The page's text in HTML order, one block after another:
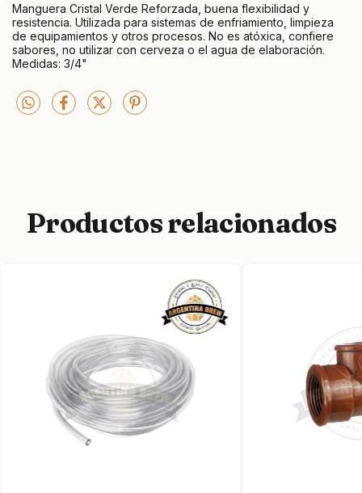
Manguera Cristal Verde Reforzada, buena flexibilidad y
resistencia. Utilizada para sistemas de enfriamiento, limpieza
de equipamientos y otros procesos. No es atóxica, confiere
sabores, no utilizar con cerveza o el agua de elaboración.
Medidas: 3/4"
Productos relacionados